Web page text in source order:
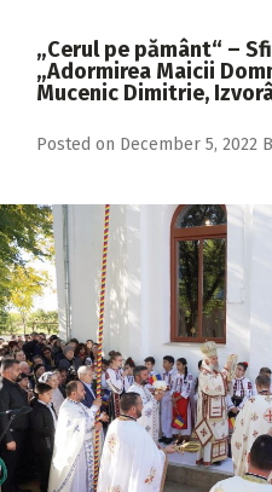
2017
2016
2015
2013
2012
2011
2010
2009
„Cerul pe pământ“ –
„Adormirea Maicii
Mucenic Dimitrie,
Posted on December 5, 2022